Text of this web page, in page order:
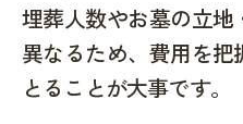
埋葬人数やお墓の立地
異なるため、費用を
とることが大事です。